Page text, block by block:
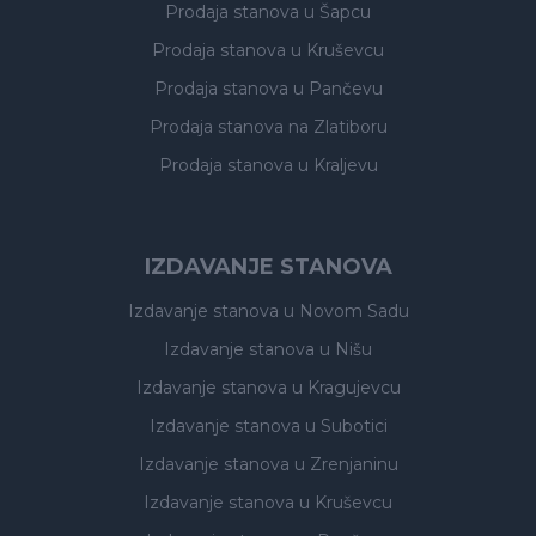
Prodaja stanova u Šapcu
Prodaja stanova u Kruševcu
Prodaja stanova u Pančevu
Prodaja stanova na Zlatiboru
Prodaja stanova u Kraljevu
IZDAVANJE STANOVA
Izdavanje stanova u Novom Sadu
Izdavanje stanova u Nišu
Izdavanje stanova u Kragujevcu
Izdavanje stanova u Subotici
Izdavanje stanova u Zrenjaninu
Izdavanje stanova u Kruševcu